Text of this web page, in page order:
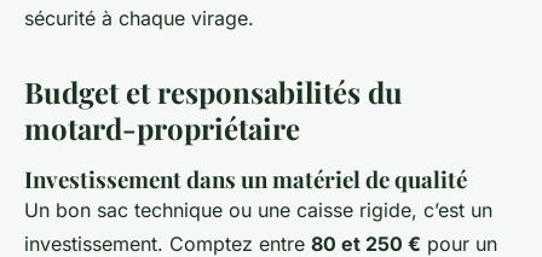
sécurité à chaque virage.
Budget et responsabilités du
motard-propriétaire
Investissement dans un matériel de qualité
Un bon sac technique ou une caisse rigide, c’est un
investissement. Comptez entre 80 et 250 € pour un